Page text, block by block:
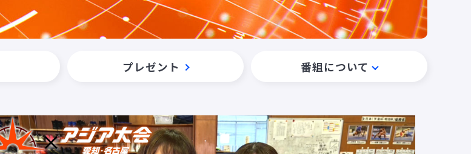
プレゼント 番組について